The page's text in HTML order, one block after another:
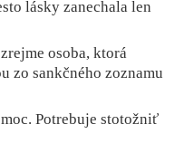
lásky zanechala len
osoba, ktorá
zo sankčného zoznamu
Potrebuje stotožniť